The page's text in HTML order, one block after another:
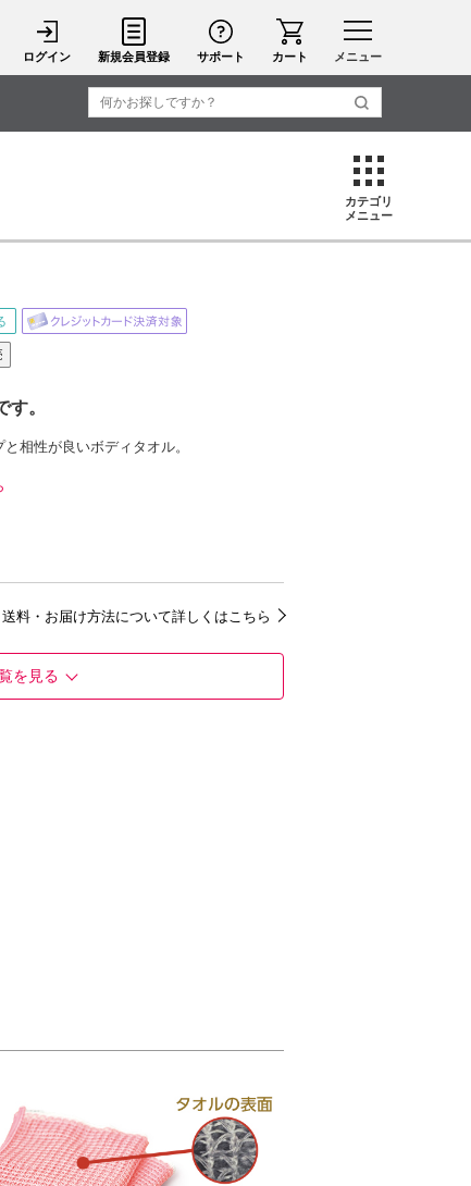
メニュー
ログイン 新規会員登録 サポート カート
カテゴリ
メニュー
。
相性が良いボディタオル。
送料・お届け方法について詳しくはこちら
を見る